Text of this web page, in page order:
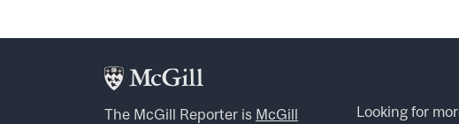
The McGill Reporter is McGill Looking for